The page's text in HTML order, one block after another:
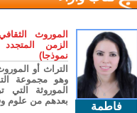
فاطمة
الموروث
الزمن
نموذجا)
التراث أو
وهو مجموعة
الموروثة التي
بعدهم من علوم